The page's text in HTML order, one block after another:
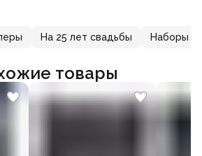
На 25 лет свадьбы Наборы
товары